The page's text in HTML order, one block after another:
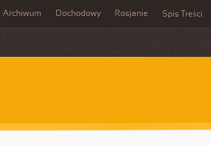
Archiwum Dochodowy Rosjanie Spis Treści